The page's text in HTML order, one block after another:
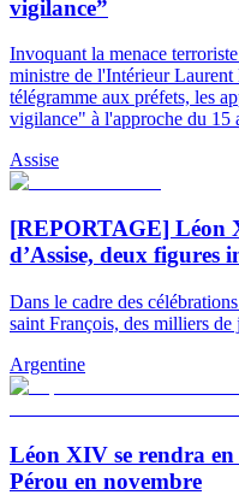
vigilance”
Invoquant la menace
ministre de l'Intérieur Laurent
télégramme aux préfets, les
vigilance" à l'approche du 15
Assise
[REPORTAGE] Léon
d’Assise, deux figures
Dans le cadre des
saint François, des milliers de
Argentine
Léon XIV se rendra
Pérou en novembre